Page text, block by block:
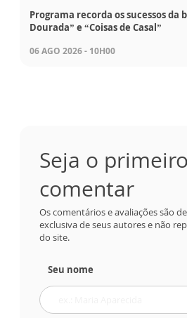
Programa recorda os sucessos da
Dourada” e “Coisas de Casal”
06 AGO 2026 - 10H00
Seja o
comentar
Os comentários e avaliações são
exclusiva de seus autores e não
do site.
Seu nome